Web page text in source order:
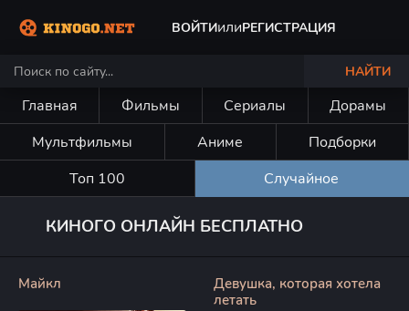
ВОЙТИилиРЕГИСТРАЦИЯ
НАЙТИ
Главная Фильмы Сериалы
Дорамы
Мультфильмы
Аниме
Подборки
Топ 100
Случайное
КИНОГО ОНЛАЙН БЕСПЛАТНО
Майкл
Девушка, которая хотела
летать